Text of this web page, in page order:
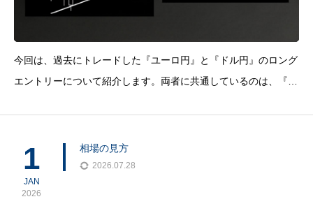
今回は、過去にトレードした『ユーロ円』と『ドル円』のロング
エントリーについて紹介します。両者に共通しているのは、『M
技法の一つで、今でも愛用している鉄板パターンです。順
1
JAN
2026
相場の見方
2026.07.28